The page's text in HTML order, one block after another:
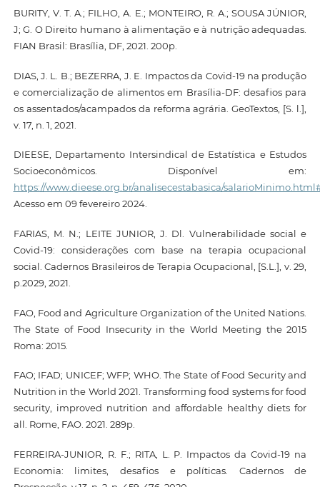
BURITY, V. T. A.; FILHO, A. E.; MONTEIRO, R. A.; SOUSA JÚNIOR,
J; G. O Direito humano à alimentação e à nutrição adequadas.
FIAN Brasil: Brasília, DF, 2021. 200p.
DIAS, J. L. B.; BEZERRA, J. E. Impactos da Covid-19 na produção
e comercialização de alimentos em Brasília-DF: desafios para
os assentados/acampados da reforma agrária. GeoTextos, [S. l.],
v. 17, n. 1, 2021.
DIEESE, Departamento Intersindical de Estatística e Estudos
Socioeconômicos. Disponível em:
https://www.dieese.org.br/analisecestabasica/
Acesso em 09 fevereiro 2024.
FARIAS, M. N.; LEITE JUNIOR, J. Dl. Vulnerabilidade social e
Covid-19: considerações com base na terapia ocupacional
social. Cadernos Brasileiros de Terapia Ocupacional, [S.L.], v. 29,
p.2029, 2021.
FAO, Food and Agriculture Organization of the United Nations.
The State of Food Insecurity in the World Meeting the 2015
Roma: 2015.
FAO; IFAD; UNICEF; WFP; WHO. The State of Food Security and
Nutrition in the World 2021. Transforming food systems for food
security, improved nutrition and affordable healthy diets for
all. Rome, FAO. 2021. 289p.
FERREIRA-JUNIOR, R. F.; RITA, L. P. Impactos da Covid-19 na
Economia: limites, desafios e políticas. Cadernos de